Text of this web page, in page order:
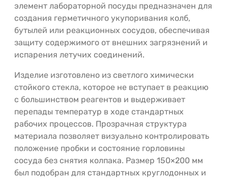
элемент лабораторной посуды предназначен для
создания герметичного укупоривания колб,
бутылей или реакционных сосудов, обеспечивая
защиту содержимого от внешних загрязнений и
испарения летучих соединений.
Изделие изготовлено из светлого химически
стойкого стекла, которое не вступает в реакцию
с большинством реагентов и выдерживает
перепады температур в ходе стандартных
рабочих процессов. Прозрачная структура
материала позволяет визуально контролировать
положение пробки и состояние горловины
сосуда без снятия колпака. Размер 150×200 мм
был подобран для стандартных круглодонных и